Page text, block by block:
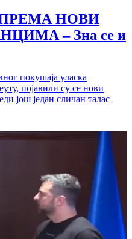
НОВИ
– Зна се и
покушаја уласка
појавили су се нови
још један сличан талас